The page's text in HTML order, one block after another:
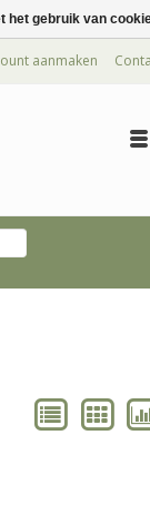
aanmaken
het gebruik van